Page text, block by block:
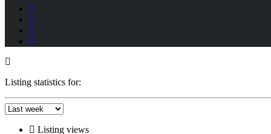
Listing statistics for:
Listing views